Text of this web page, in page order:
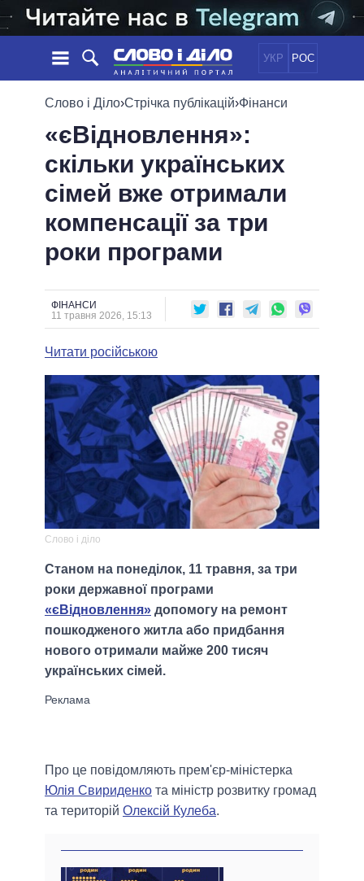
УКР РОС
НОВИНИ
СТРІЧКА
ПОДІЇ
СТАТТІ
ОГЛЯДИ
ДАЙДЖЕСТИ
ПОЛІТИКА
ЕКОНОМІКА
СУСПІЛЬСТВО
СВІТ
ОБIЦЯНКИ
ПОЛIТИКИ
ПРЕЗИДЕНТ І ОФІС
ВЕРХОВНА РАДА
ГОЛОВИ ОБЛАДМІНІСТРАЦІЙ
МЕРИ МІСТ
ВСІ ПЕРСОНИ
ІНФОГРАФІКА
ВІДЕО
ПОРІВНЯННЯ ПОЛІТИКІВ
Слово і Діло›Стрічка публікацій›Фінанси
«єВідновлення»:
скільки українських
сімей вже отримали
компенсації за три
роки програми
ФІНАНСИ
11 травня 2026, 15:13
Читати російською
Слово і діло
Станом на понеділок, 11 травня, за три
роки державної програми
«єВідновлення» допомогу на ремонт
пошкодженого житла або придбання
нового отримали майже 200 тисяч
українських сімей.
Про це повідомляють прем'єр-міністерка
Юлія Свириденко та міністр розвитку громад
та територій Олексій Кулеба.